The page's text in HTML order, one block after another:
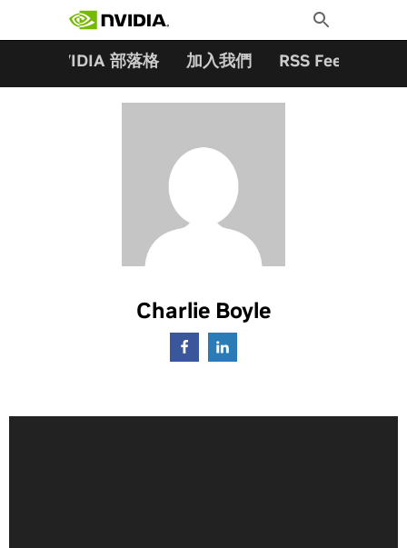
Toggle
Search
NVIDIA 部落格 加入我們 RSS Feeds
Charlie Boyle